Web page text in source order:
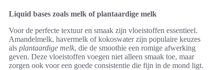
Liquid bases zoals melk of plantaardige melk
Voor de perfecte textuur en smaak zijn vloeistoffen essentieel.
Amandelmelk, havermelk of kokoswater zijn populaire keuzes
als plantaardige melk, die de smoothie een romige afwerking
geven. Deze vloeistoffen voegen niet alleen smaak toe, maar
zorgen ook voor een goede consistentie die fijn in de mond ligt.